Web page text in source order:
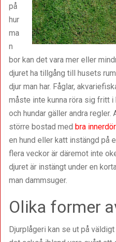
på
hur
ma
n
bor kan det vara mer eller
djuret ha tillgång till husets
djur man har. Fåglar,
måste inte kunna röra sig fritt
och hundar gäller andra regler.
större bostad med bra
en hund eller katt instängd på
flera veckor är däremot inte
djuret är instängt under en
man dammsuger.
Olika former
Djurplågeri kan se ut på